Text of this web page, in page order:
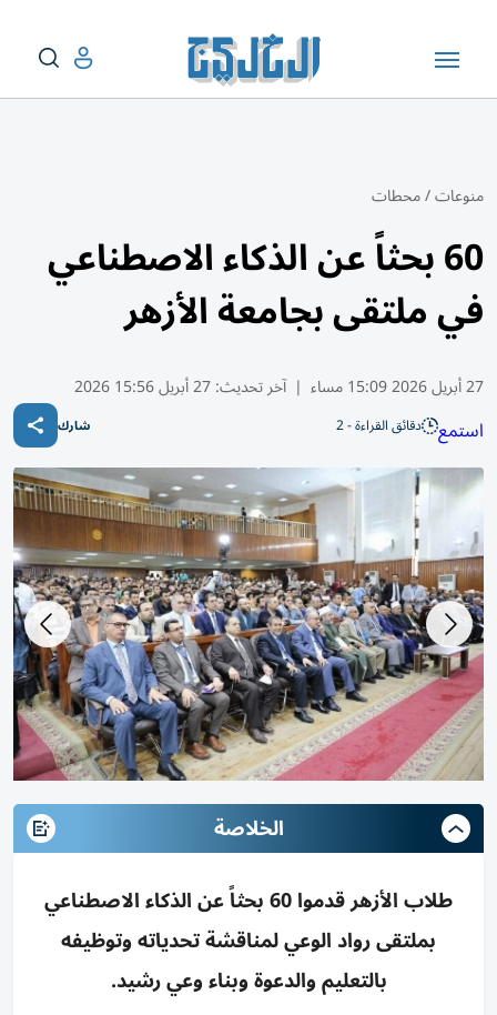
منوعات/محطات
60 بحثاً عن الذكاء الاصطناعي
في ملتقى بجامعة الأزهر
27 أبريل 2026 15:09 مساء | آخر تحديث:27 أبريل 15:56 2026
استمع دقائق القراءة - 2 شارك
الخلاصة
طلاب الأزهر قدموا 60 بحثاً عن الذكاء الاصطناعي
بملتقى رواد الوعي لمناقشة تحدياته وتوظيفه
بالتعليم والدعوة وبناء وعي رشيد.